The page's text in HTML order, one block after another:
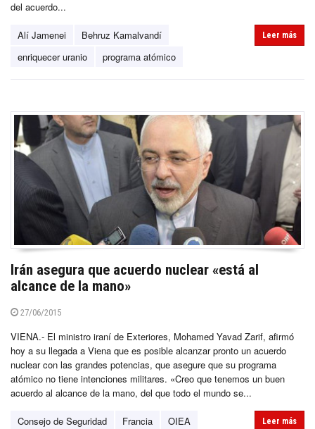
del acuerdo...
Alí Jamenei
Behruz Kamalvandí
enriquecer uranio
programa atómico
Leer más
Irán asegura que acuerdo nuclear «está al
alcance de la mano»
27/06/2015
VIENA.- El ministro iraní de Exteriores, Mohamed Yavad Zarif, afirmó
hoy a su llegada a Viena que es posible alcanzar pronto un acuerdo
nuclear con las grandes potencias, que asegure que su programa
atómico no tiene intenciones militares. «Creo que tenemos un buen
acuerdo al alcance de la mano, del que todo el mundo se...
Consejo de Seguridad Francia
OIEA
Leer más